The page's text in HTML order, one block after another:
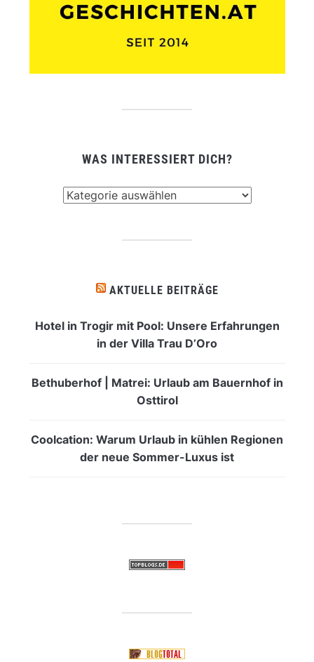
WAS INTERESSIERT DICH?
AKTUELLE BEITRÄGE
Hotel in Trogir mit Pool: Unsere Erfahrungen
in der Villa Trau D’Oro
Bethuberhof | Matrei: Urlaub am Bauernhof in
Osttirol
Coolcation: Warum Urlaub in kühlen Regionen
der neue Sommer-Luxus ist